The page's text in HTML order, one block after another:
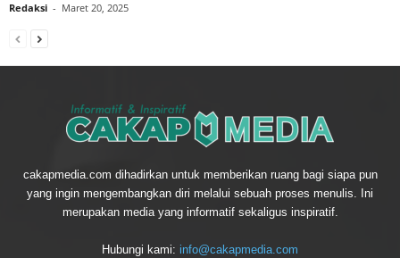
Redaksi - Maret 20, 2025
cakapmedia.com dihadirkan untuk memberikan ruang bagi siapa pun
yang ingin mengembangkan diri melalui sebuah proses menulis. Ini
merupakan media yang informatif sekaligus inspiratif.
Hubungi kami: info@cakapmedia.com